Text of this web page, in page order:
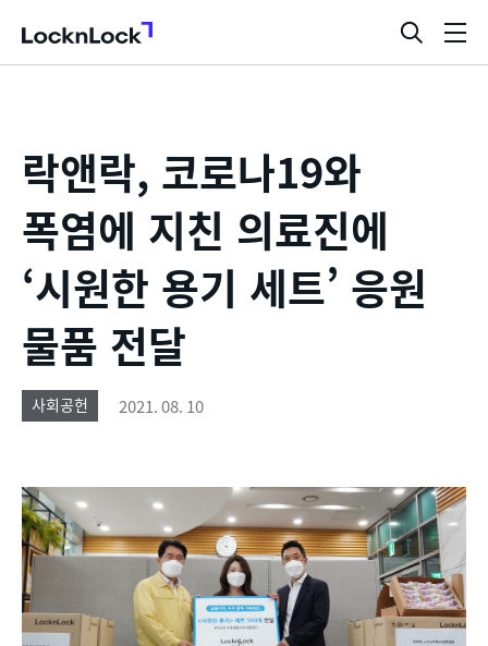
LocknLock
검
색
락앤락, 코로나19와
폭염에 지친 의료진에
‘시원한 용기 세트’ 응원
물품 전달
사회공헌 2021. 08. 10